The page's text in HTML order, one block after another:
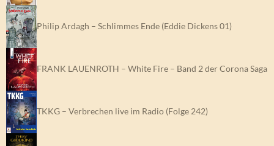
Philip Ardagh – Schlimmes Ende (Eddie Dickens 01)
FRANK LAUENROTH – White Fire – Band 2 der Corona Saga
TKKG – Verbrechen live im Radio (Folge 242)